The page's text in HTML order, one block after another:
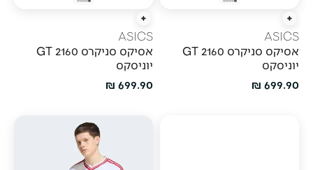
הוספה מהירה
ASICS
אסיקס סניקרס GT 2160
יוניסקס
מחיר מבצע
699.90 ₪
הוספה מהירה
ASICS
אסיקס סניקרס GT 2160
יוניסקס
מחיר מבצע
699.90 ₪